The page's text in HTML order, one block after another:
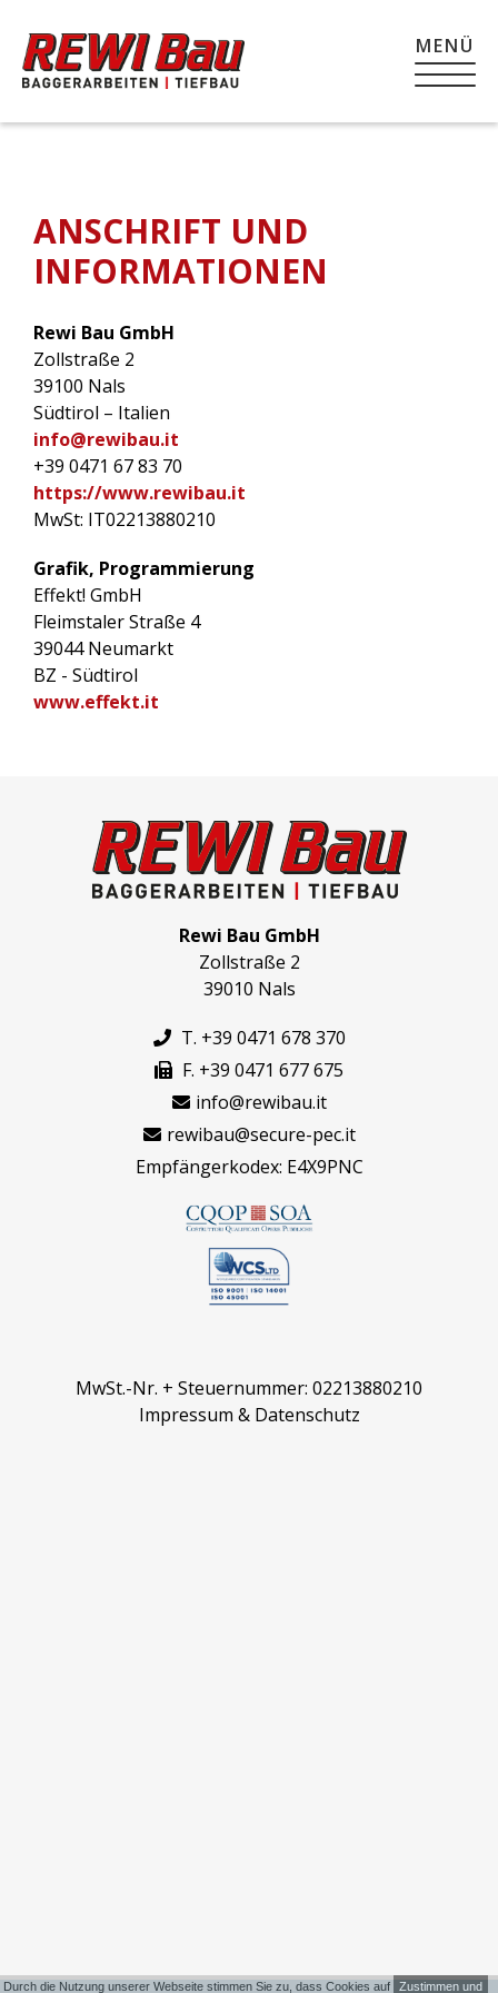
MENÜ
ANSCHRIFT UND
INFORMATIONEN
Rewi Bau GmbH
Zollstraße 2
39100 Nals
Südtirol – Italien
info@rewibau.it
+39 0471 67 83 70
https://www.rewibau.it
MwSt: IT02213880210
Grafik, Programmierung
Effekt! GmbH
Fleimstaler Straße 4
39044 Neumarkt
BZ - Südtirol
www.effekt.it
Rewi Bau GmbH
Zollstraße 2
39010 Nals
T. +39 0471 678 370
F. +39 0471 677 675
info@rewibau.it
rewibau@secure-pec.it
Empfängerkodex: E4X9PNC
MwSt.-Nr. + Steuernummer: 02213880210
Impressum & Datenschutz
Durch die Nutzung unserer Webseite stimmen Sie zu, dass Cookies auf Zustimmen und